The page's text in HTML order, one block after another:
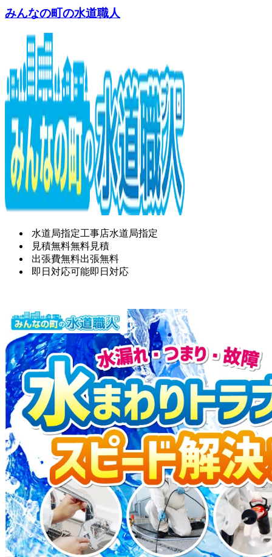
みんなの町の水道職人
水道局指定工事店水道局指定
見積無料無料見積
出張費無料出張無料
即日対応可能即日対応